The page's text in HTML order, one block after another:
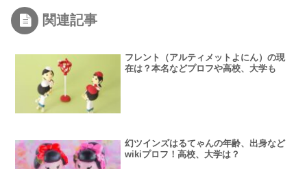
関連記事
フレント（アルティメットよにん）の現
在は？本名などプロフや高校、大学も
幻ツインズはるてゃんの年齢、出身など
wikiプロフ！高校、大学は？